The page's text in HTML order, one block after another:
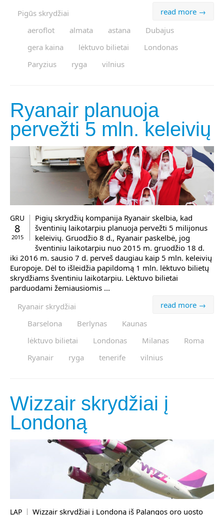
read more →
Pigūs skrydžiai
aeroflot
almata astana
Dubajus
gera kaina
lėktuvo bilietai
Londonas
Paryzius
ryga vilnius
Ryanair planuoja
pervežti 5 mln. keleivių
GRU
8
2015
Pigių skrydžių kompanija Ryanair skelbia, kad
šventinių laikotarpiu planuoja pervežti 5 milijonus
keleivių. Gruodžio 8 d., Ryanair paskelbė, jog
šventiniu laikotarpiu nuo 2015 m. gruodžio 18 d.
iki 2016 m. sausio 7 d. perveš daugiau kaip 5 mln. keleivių
Europoje. Dėl to išleidžia papildomą 1 mln. lėktuvo bilietų
skrydžiams šventiniu laikotarpiu. Lėktuvo bilietai
parduodami žemiausiomis ...
read more →
Ryanair skrydžiai
Barselona
Berlynas
Kaunas
lėktuvo bilietai
Londonas Milanas
Roma
Ryanair
ryga tenerife vilnius
Wizzair skrydžiai į
Londoną
LAP Wizzair skrydžiai į Londoną iš Palangos oro uosto